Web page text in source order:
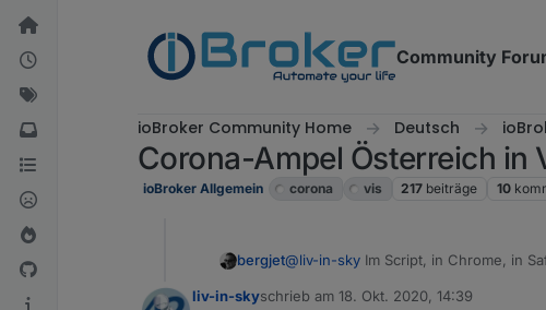
Weiter zum Inhalt
Community
ioBroker Community Home Deutsch
Corona-Ampel Österreich in
ioBroker Allgemein corona vis 217 beiträge 10
bergjet@liv-in-sky Im Script, in Chrome, in
liv-in-skyschrieb am 18. Okt. 2020, 14:39
zuletzt editiert von